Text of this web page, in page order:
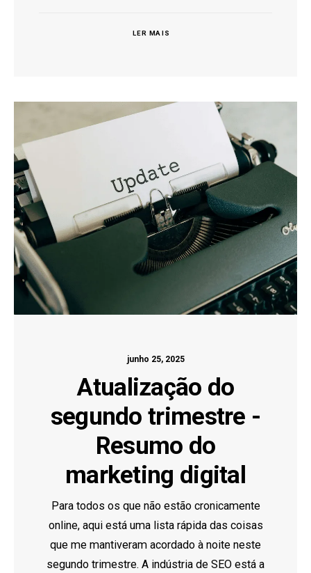
LER MAIS
junho 25, 2025
Atualização do
segundo trimestre -
Resumo do
marketing digital
Para todos os que não estão cronicamente
online, aqui está uma lista rápida das coisas
que me mantiveram acordado à noite neste
segundo trimestre. A indústria de SEO está a